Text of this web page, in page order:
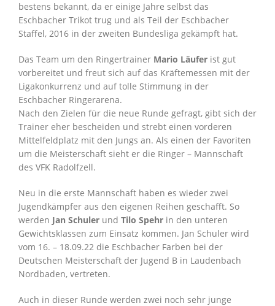
bestens bekannt, da er einige Jahre selbst das
Eschbacher Trikot trug und als Teil der Eschbacher
Staffel, 2016 in der zweiten Bundesliga gekämpft hat.
Das Team um den Ringertrainer Mario Läufer ist gut
vorbereitet und freut sich auf das Kräftemessen mit der
Ligakonkurrenz und auf tolle Stimmung in der
Eschbacher Ringerarena.
Nach den Zielen für die neue Runde gefragt, gibt sich der
Trainer eher bescheiden und strebt einen vorderen
Mittelfeldplatz mit den Jungs an. Als einen der Favoriten
um die Meisterschaft sieht er die Ringer – Mannschaft
des VFK Radolfzell.
Neu in die erste Mannschaft haben es wieder zwei
Jugendkämpfer aus den eigenen Reihen geschafft. So
werden Jan Schuler und Tilo Spehr in den unteren
Gewichtsklassen zum Einsatz kommen. Jan Schuler wird
vom 16. – 18.09.22 die Eschbacher Farben bei der
Deutschen Meisterschaft der Jugend B in Laudenbach
Nordbaden, vertreten.
Auch in dieser Runde werden zwei noch sehr junge